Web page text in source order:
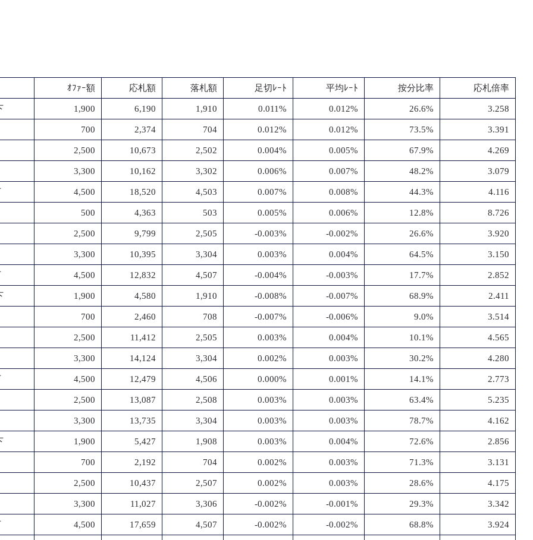
ｵﾌｧｰ額 応札額 落札額 足切ﾚｰﾄ 平均ﾚｰﾄ 按分比率 応札倍率
1,900 6,190 1,910 0.011% 0.012% 26.6% 3.258
700 2,374 704 0.012% 0.012% 73.5% 3.391
2,500 10,673 2,502 0.004% 0.005% 67.9% 4.269
3,300 10,162 3,302 0.006% 0.007% 48.2% 3.079
4,500 18,520 4,503 0.007% 0.008% 44.3% 4.116
500 4,363 503 0.005% 0.006% 12.8% 8.726
2,500 9,799 2,505 -0.003% -0.002% 26.6% 3.920
3,300 10,395 3,304 0.003% 0.004% 64.5% 3.150
4,500 12,832 4,507 -0.004% -0.003% 17.7% 2.852
1,900 4,580 1,910 -0.008% -0.007% 68.9% 2.411
700 2,460 708 -0.007% -0.006% 9.0% 3.514
2,500 11,412 2,505 0.003% 0.004% 10.1% 4.565
3,300 14,124 3,304 0.002% 0.003% 30.2% 4.280
4,500 12,479 4,506 0.000% 0.001% 14.1% 2.773
2,500 13,087 2,508 0.003% 0.003% 63.4% 5.235
3,300 13,735 3,304 0.003% 0.003% 78.7% 4.162
1,900 5,427 1,908 0.003% 0.004% 72.6% 2.856
700 2,192 704 0.002% 0.003% 71.3% 3.131
2,500 10,437 2,507 0.002% 0.003% 28.6% 4.175
3,300 11,027 3,306 -0.002% -0.001% 29.3% 3.342
4,500 17,659 4,507 -0.002% -0.002% 68.8% 3.924